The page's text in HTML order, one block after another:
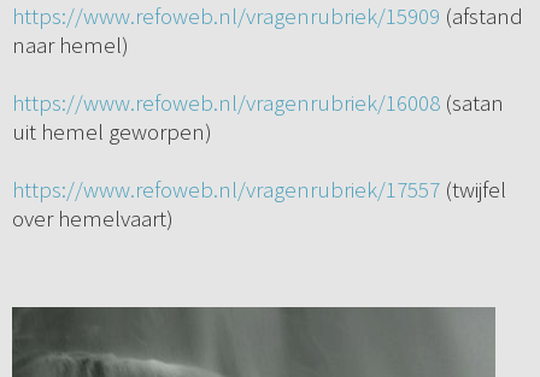
https://www.refoweb.nl/vragenrubriek/15909 (afstand
naar hemel)
https://www.refoweb.nl/vragenrubriek/16008(satan
uit hemel geworpen)
https://www.refoweb.nl/vragenrubriek/17557(twijfel
over hemelvaart)